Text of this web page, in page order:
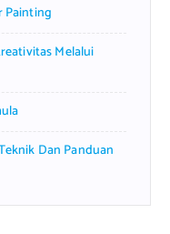
Painting
Melalui
Dan Panduan